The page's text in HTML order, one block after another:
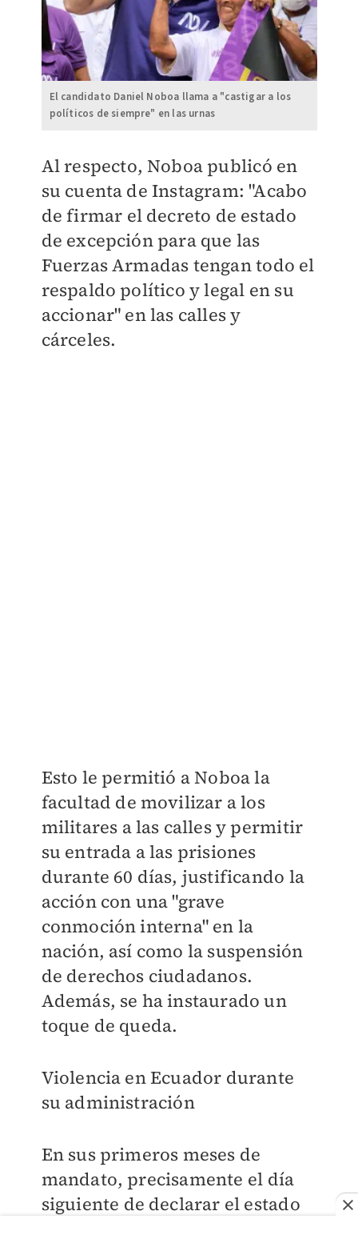
El candidato Daniel Noboa llama a "castigar a los
políticos de siempre" en las urnas
Al respecto, Noboa publicó en
su cuenta de Instagram: "Acabo
de firmar el decreto de estado
de excepción para que las
Fuerzas Armadas tengan todo el
respaldo político y legal en su
accionar" en las calles y
cárceles.
Esto le permitió a Noboa la
facultad de movilizar a los
militares a las calles y permitir
su entrada a las prisiones
durante 60 días, justificando la
acción con una "grave
conmoción interna" en la
nación, así como la suspensión
de derechos ciudadanos.
Además, se ha instaurado un
toque de queda.
Violencia en Ecuador durante
su administración
En sus primeros meses de
mandato, precisamente el día
siguiente de declarar el estado